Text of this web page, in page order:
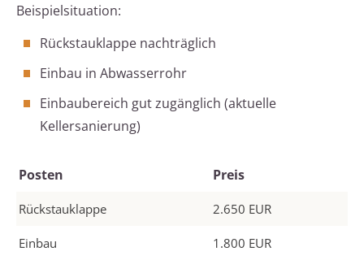
Beispielsituation:
Rückstauklappe nachträglich
Einbau in Abwasserrohr
Einbaubereich gut zugänglich (aktuelle
Kellersanierung)
Posten Preis
Rückstauklappe 2.650 EUR
Einbau 1.800 EUR